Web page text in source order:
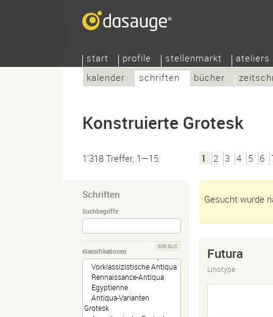
start profile stellenmarkt ateliers
kalender
schriften bücher
Konstruierte Grotesk
1’318 Treffer, 1—15: 1 2 3 4 5 6
Schriften
Suchbegriffe
Klassifikationen
alle aus
Gesucht wurde
Futura
Linotype